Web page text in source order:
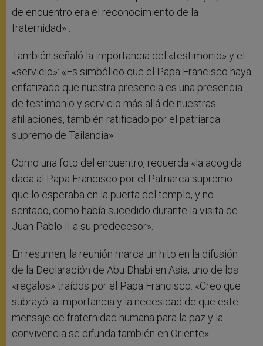
de encuentro era el reconocimiento de la
fraternidad» .
También señaló la importancia del «testimonio» y el
«servicio»: «Es simbólico que el Papa Francisco haya
enfatizado que nuestra presencia es una presencia
de testimonio y servicio más allá de nuestras
afiliaciones, también ratificado por el patriarca
supremo de Tailandia».
Como una foto del encuentro, recuerda «la acogida
dada al Papa Francisco por el Patriarca supremo
que lo esperaba en la puerta del templo, y no
sentado, como había sucedido durante la visita de
Juan Pablo II a su predecesor».
En resumen, la reunión marca un hito en la difusión
de la Declaración de Abu Dhabi en Asia, uno de los
«regalos» traídos por el Papa Francisco: «Creo que
subrayó la importancia y la necesidad de que este
mensaje de fraternidad humana para la paz y la
convivencia se difunda también en Oriente».